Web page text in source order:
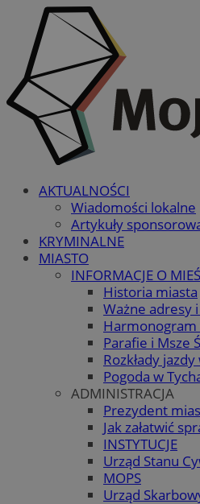
AKTUALNOŚCI
Wiadomości lokalne
Artykuły
KRYMINALNE
MIASTO
INFORMACJE O
Historia miasta
Ważne adresy
Parafie i Msze
Rozkłady
Pogoda w
ADMINISTRACJA
Prezydent
Jak załatwić
INSTYTUCJE
Urząd Stanu
MOPS
Urząd